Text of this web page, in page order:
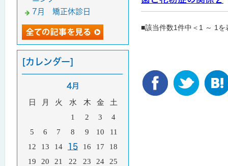
■該当件数1件中＜1 ～ 1を
7月 矯正休診日
[カレンダー]
4月
日 月 火 水 木 金
土
1
2 3
4
5
6 7 8 9 10
11
12
13 14 15 16 17
18
19
20 21 22 23 24
25